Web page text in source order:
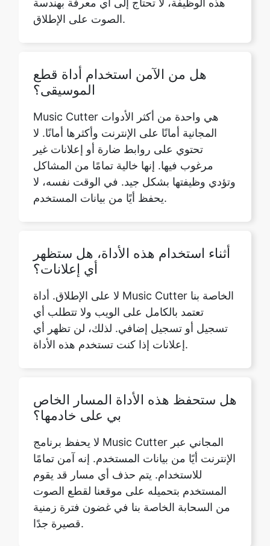
هل من الآمن استخدام أداة قطع
Music Cutter هي واحدة من أكثر الأدوات
المجانية أمانًا على الإنترنت وأكثرها أمانًا. لا
تحتوي على روابط ضارة أو إعلانات غير
مرغوب فيها. إنها خالية تمامًا من المشاكل
وتؤدي وظيفتها بشكل جيد. في الوقت نفسه، لا
يحفظ أيًا من بيانات المستخدم.
أثناء استخدام هذه الأداة، هل ستظهر
لا على الإطلاق. أداة Music Cutter الخاصة بنا
تعتمد بالكامل على الويب ولا تتطلب أي
تسجيل أو تسجيل إضافي. لذلك، لن تظهر أي
إعلانات إذا كنت تستخدم هذه الأداة.
هل ستحفظ هذه الأداة المسار الخاص
الإنترنت أيًا من بيانات المستخدم. إنه آمن تمامًا
للاستخدام. يتم حذف أي مسار قد يقوم
المستخدم بتحميله على موقعنا لقطع الصوت
من السحابة الخاصة بنا في غضون فترة زمنية
كم من الوقت يحتاج لقطع الصوت؟